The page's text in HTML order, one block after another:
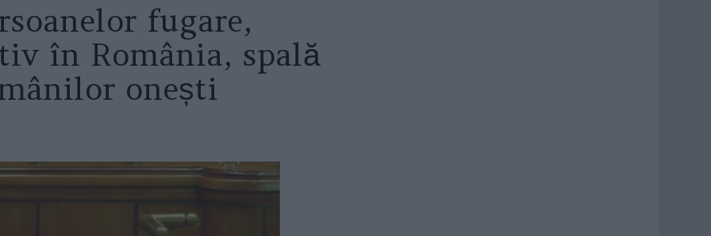
fugare,
în România, spală
onești